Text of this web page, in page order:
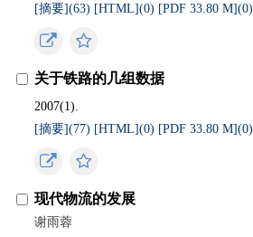
[摘要](63) [HTML](0) [PDF 33.80 M](0)
关于铁路的几组数据
2007(1).
[摘要](77) [HTML](0) [PDF 33.80 M](0)
现代物流的发展
谢雨蓉